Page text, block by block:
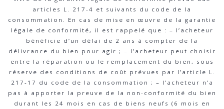
articles L. 217-4 et suivants du code de la
consommation. En cas de mise en œuvre de la garantie
légale de conformité, il est rappelé que : – l’acheteur
bénéficie d’un délai de 2 ans à compter de la
délivrance du bien pour agir ; – l’acheteur peut choisir
entre la réparation ou le remplacement du bien, sous
réserve des conditions de coût prévues par l’article L.
217-17 du code de la consommation ; – l’acheteur n’a
pas à apporter la preuve de la non-conformité du bien
durant les 24 mois en cas de biens neufs (6 mois en